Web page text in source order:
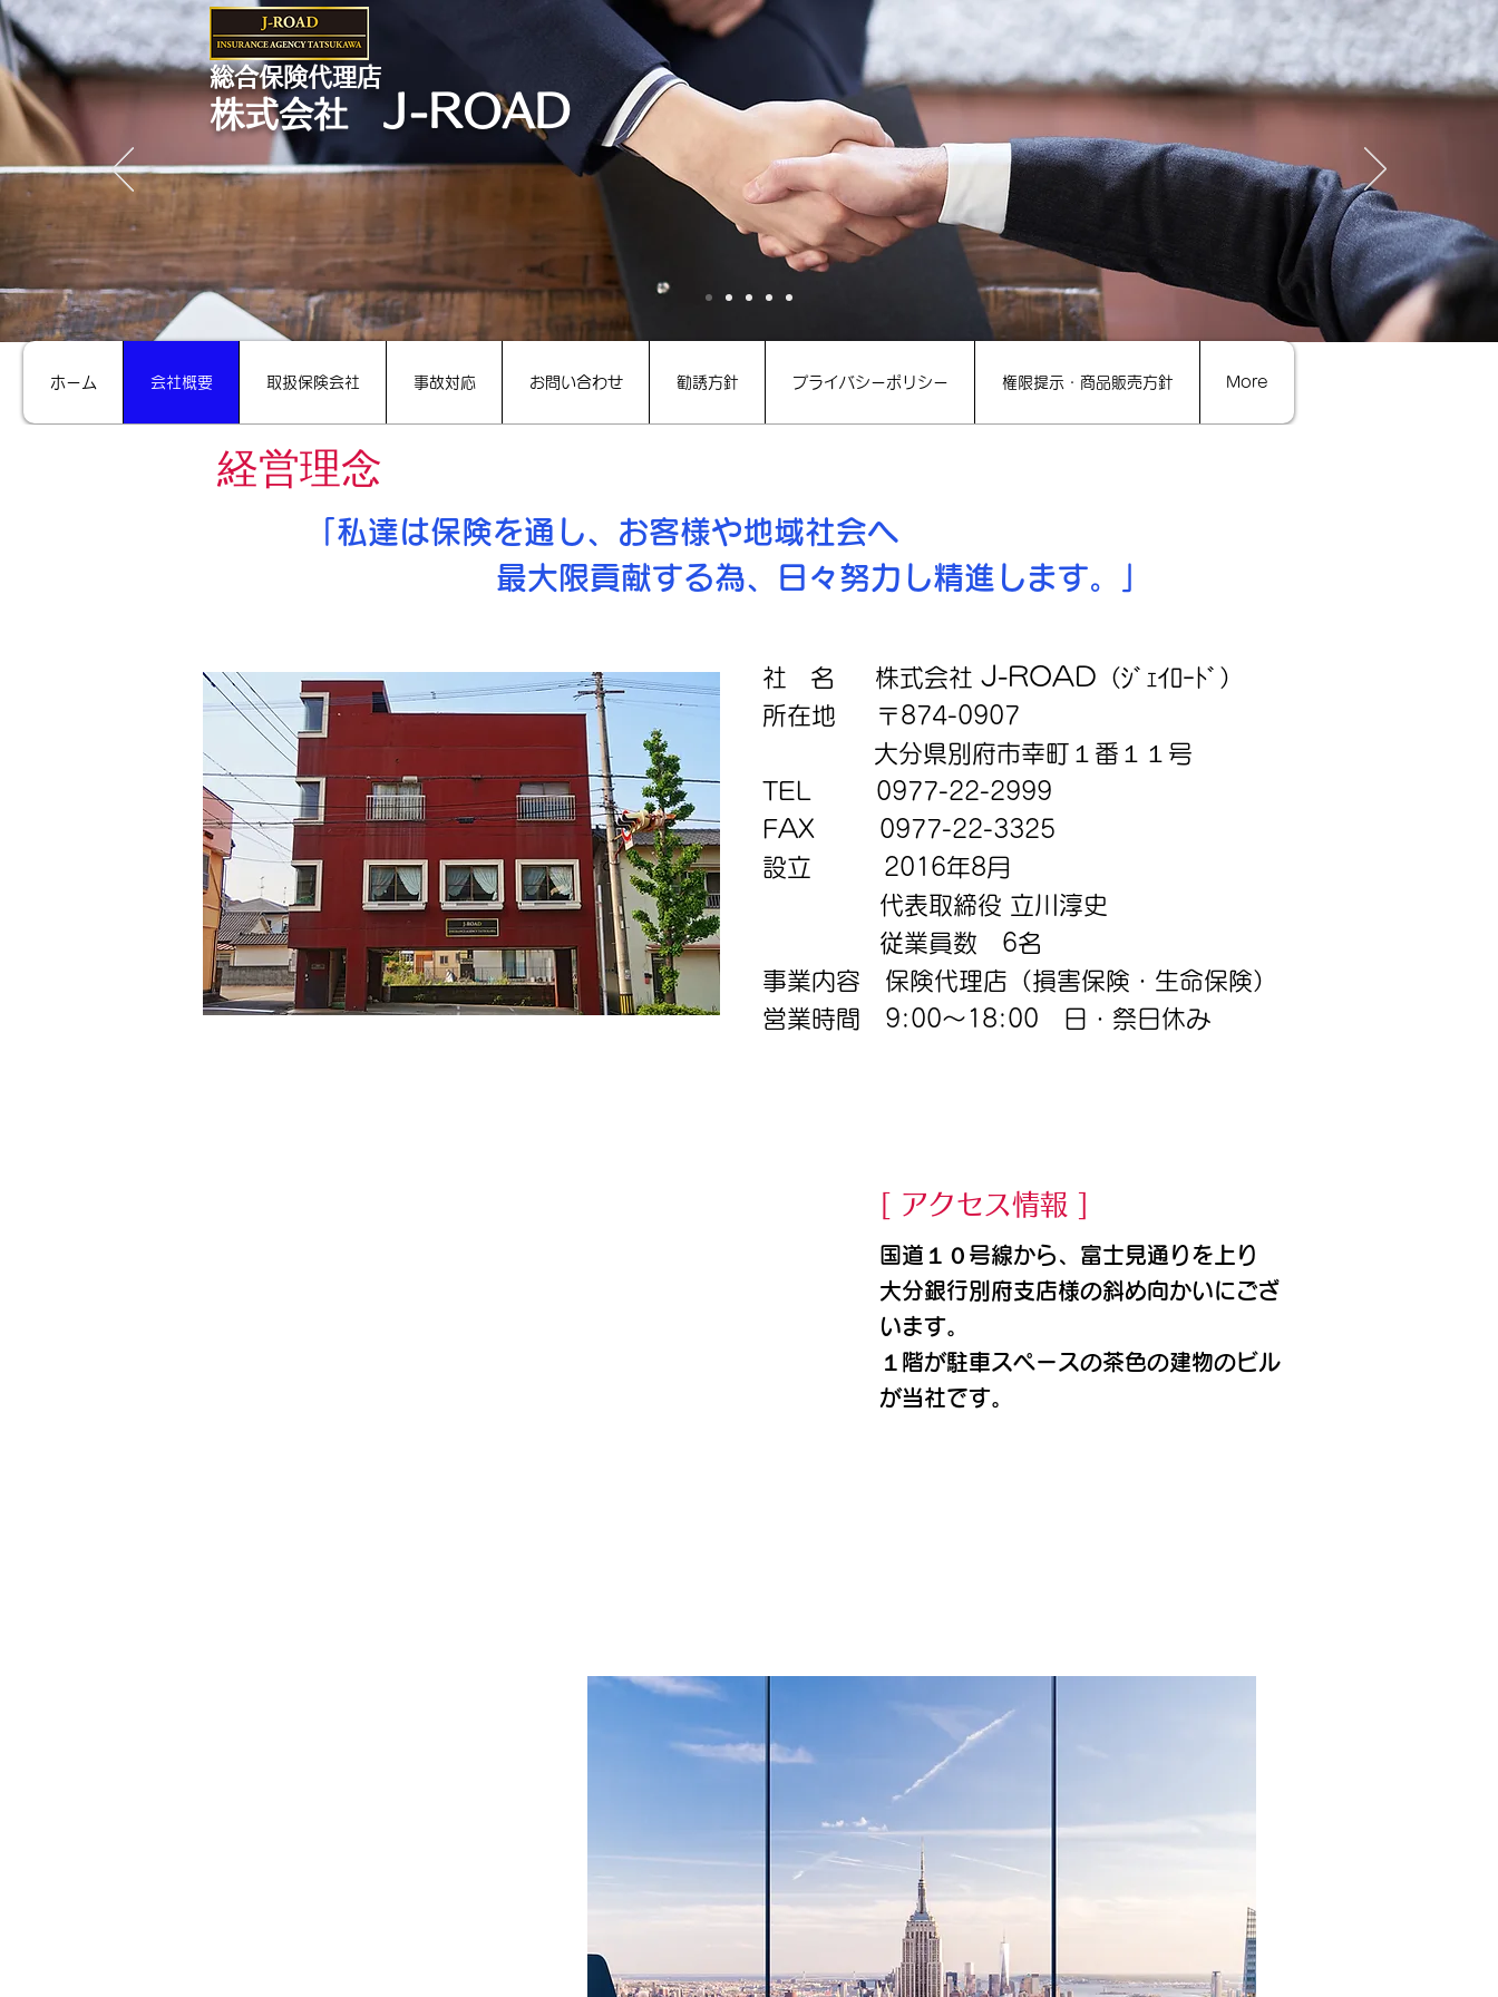
​総合保険代理店
株式会社 J-ROAD
ホーム 会社概要 取扱保険会社 事故対応 お問い合わせ 勧誘方針 プライバシーポリシー 権限提示・商品販売方針 More
経営理念
​ 「私達は保険を通し、お客様や地域社会へ
最大限貢献する為、日々努力し精進します。」
社 名 株式会社 J-ROAD （ｼﾞｪｲﾛｰﾄﾞ）
所在地 〒874-0907
大分県別府市幸町１番１１号
TEL 0977-22-2999
FAX 0977-22-3325
設立 2016年8月
代表取締役 立川淳史
従業員数 6名
事業内容 保険代理店（損害保険・生命保険）
営業時間 9:00～18:00 日・祭日休み
[ アクセス情報 ]
国道１０号線から、富士見通りを上り
大分銀行別府支店様の斜め向かいにござ
います。
１階が駐車スペースの茶色の建物のビル
が​当社です。